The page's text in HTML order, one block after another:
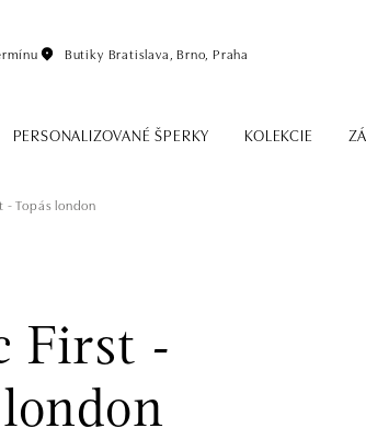
Butiky Bratislava, Brno, Praha
PERSONALIZOVANÉ ŠPERKY KOLEKCIE
- Topás london
First -